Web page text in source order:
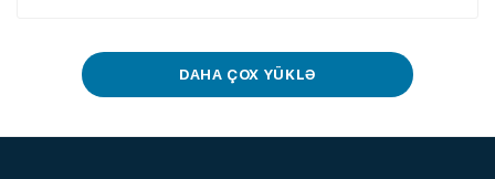
DAHA ÇOX YÜKLƏ